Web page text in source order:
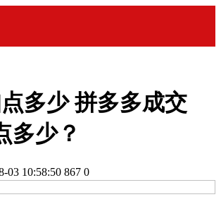
多少 拼多多成交
多少？
03 10:58:50 867 0